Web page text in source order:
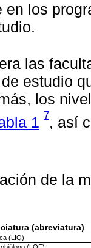
en los
las
estudio
los
1 7, así
de la
(abreviatura)
(LIQ)